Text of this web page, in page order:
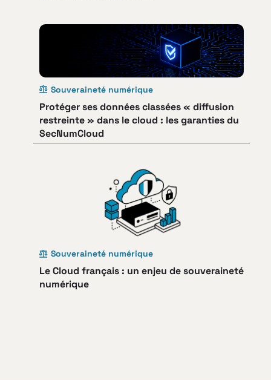
Souveraineté numérique
Protéger ses données classées « diffusion
restreinte » dans le cloud : les garanties du
SecNumCloud
Souveraineté numérique
Le Cloud français : un enjeu de souveraineté
numérique